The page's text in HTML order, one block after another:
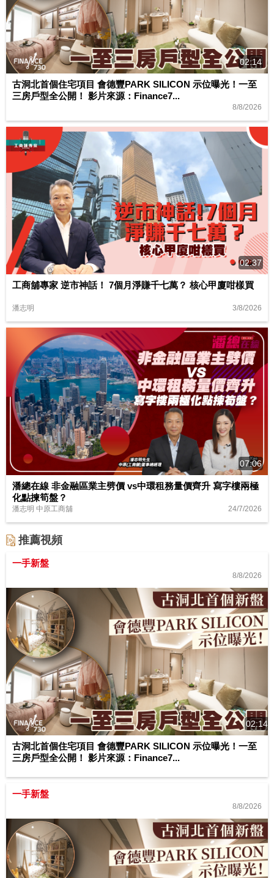
02:14
古洞北首個住宅項目 會德豐PARK SILICON 示位曝光！一至
三房戶型全公開！ 影片來源：Finance7...
8/8/2026
02:37
工商舖專家 逆市神話！ 7個月淨賺千七萬？ 核心甲廈咁樣買
潘志明 3/8/2026
07:06
潘總在線 非金融區業主劈價 vs中環租務量價齊升 寫字樓兩極
化點揀筍盤？
潘志明 中原工商舖 24/7/2026
推薦視頻
一手新盤
8/8/2026
02:14
古洞北首個住宅項目 會德豐PARK SILICON 示位曝光！一至
三房戶型全公開！ 影片來源：Finance7...
一手新盤
8/8/2026